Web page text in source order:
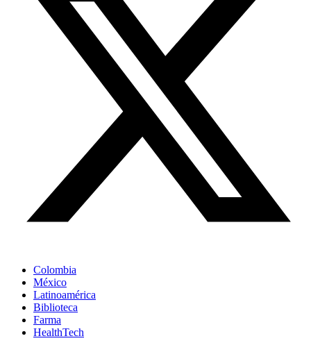
Colombia
México
Latinoamérica
Biblioteca
Farma
HealthTech